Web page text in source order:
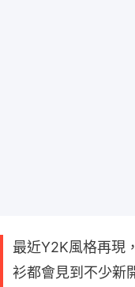
最近Y2K風格再現
衫都會見到不少新